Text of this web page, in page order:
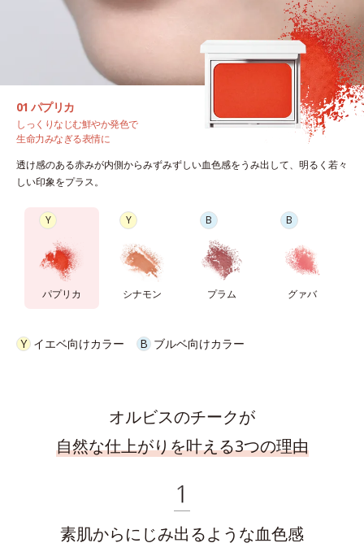
01 パプリカ
しっくりなじむ鮮やか発色で
生命力みなぎる表情に
透け感のある赤みが内側からみずみずしい血色感をうみ出して、明るく若々
しい印象をプラス。
Y
パプリカ
Y
シナモン
B
プラム
B
グァバ
Y イエベ向けカラー B ブルベ向けカラー
オルビスのチークが
自然な仕上がりを叶える3つの理由
素肌からにじみ出るような血色感